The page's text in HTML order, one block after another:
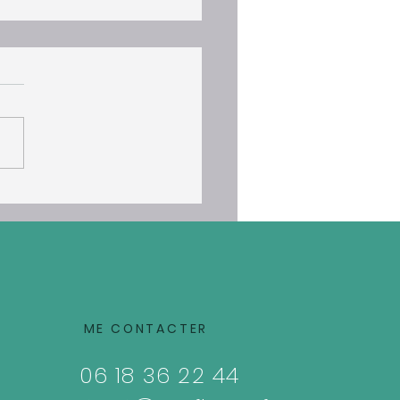
ME CONTACTER
06 18 36 22 44